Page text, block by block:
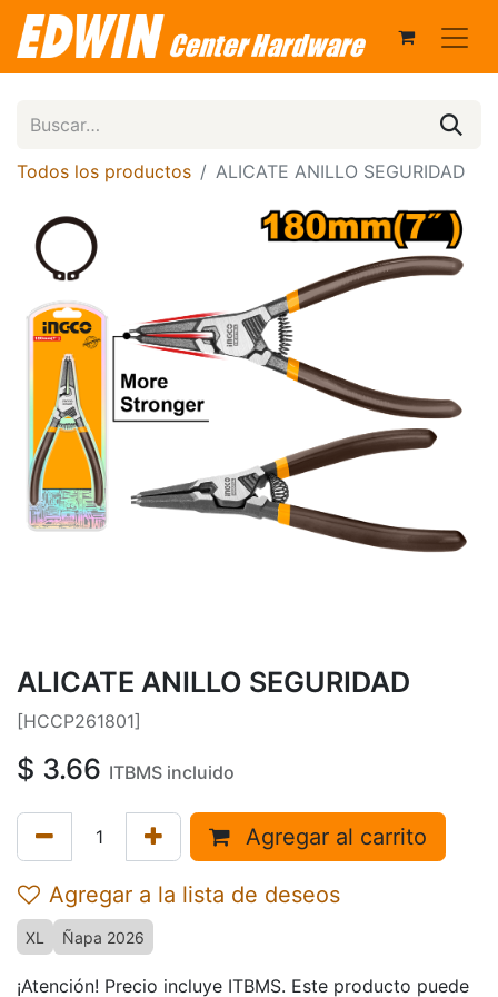
Todos los productos ALICATE ANILLO SEGURIDAD
ALICATE ANILLO SEGURIDAD
[HCCP261801]
$ 3.66 ITBMS incluido
Agregar al carrito
Agregar a la lista de deseos
XL Ñapa 2026
¡Atención! Precio incluye ITBMS. Este producto puede